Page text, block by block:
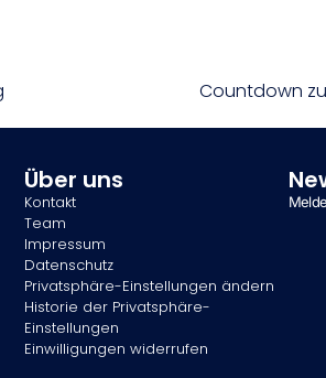
Countdown
Über uns
Kontakt
Team
Impressum
Datenschutz
Privatsphäre-Einstellungen ändern
Historie der Privatsphäre-
Einstellungen
Einwilligungen widerrufen